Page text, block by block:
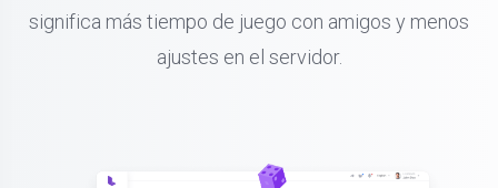
significa más tiempo de juego con amigos y menos
ajustes en el servidor.